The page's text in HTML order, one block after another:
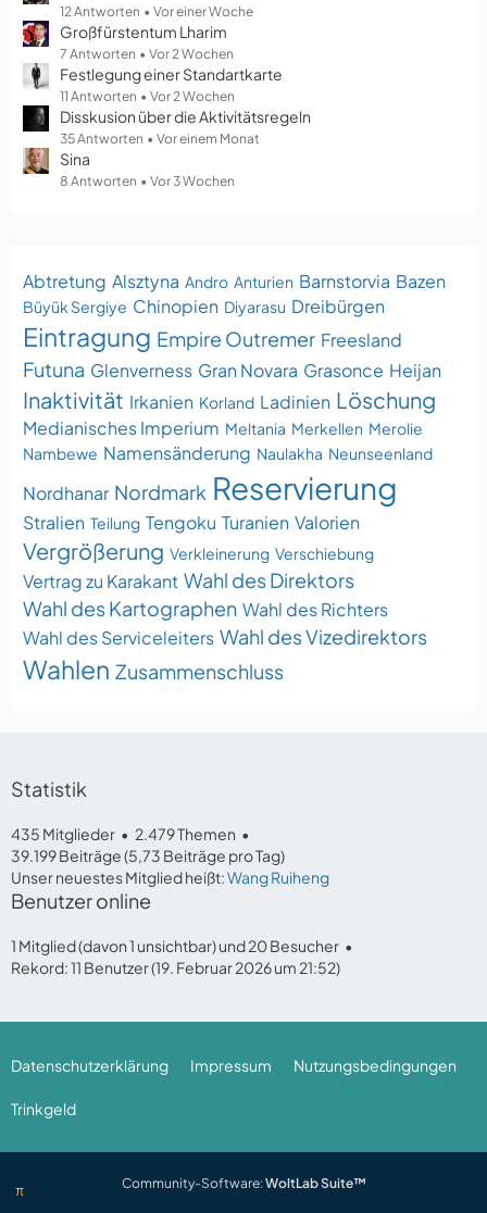
12 Antworten Vor einer Woche
Großfürstentum Lharim
7 Antworten Vor 2 Wochen
Festlegung einer Standartkarte
11 Antworten Vor 2 Wochen
Disskusion über die Aktivitätsregeln
35 Antworten Vor einem Monat
Sina
8 Antworten Vor 3 Wochen
Abtretung Alsztyna Andro Anturien Barnstorvia Bazen
Büyük Sergiye Chinopien Diyarasu Dreibürgen
Eintragung Empire Outremer Freesland
Futuna Glenverness Gran Novara Grasonce Heijan
Inaktivität Irkanien Korland Ladinien Löschung
Medianisches Imperium Meltania Merkellen Merolie
Nambewe Namensänderung Naulakha Neunseenland
Nordhanar Nordmark Reservierung
Stralien Teilung Tengoku Turanien Valorien
Vergrößerung Verkleinerung Verschiebung
Vertrag zu Karakant Wahl des Direktors
Wahl des Kartographen Wahl des Richters
Wahl des Serviceleiters Wahl des Vizedirektors
Wahlen Zusammenschluss
Statistik
435 Mitglieder
2.479 Themen
39.199 Beiträge (5,73 Beiträge pro Tag)
Unser neuestes Mitglied heißt:Wang Ruiheng
Benutzer online
1 Mitglied (davon 1 unsichtbar) und 20 Besucher
Rekord: 11 Benutzer (19. Februar 2026 um 21:52)
Datenschutzerklärung Impressum Nutzungsbedingungen
Trinkgeld
Community-Software:WoltLab Suite™
π